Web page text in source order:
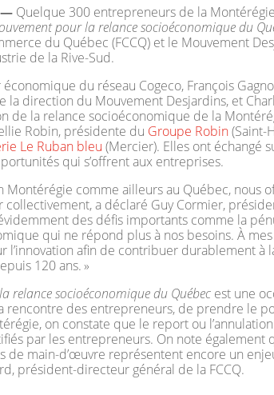
—Quelque 300 entrepreneurs de la
pour larelance socioéconomique du
du Québec (FCCQ) et le Mouvement
de la Rive-Sud.
du réseau Cogeco, François
la direction du Mouvement Desjardins, et
de la relance socioéconomique de la
Robin, présidente du Groupe Robin(Saint-
Le Ruban bleu (Mercier). Elles ont échangé
qui s’offrent aux entreprises.
Montérégie comme ailleurs au Québec, nous
collectivement, a déclaré Guy Cormier,
des défis importants comme la
qui ne répond plus à nos besoins. À
l’innovation afin de contribuer durablement à
120 ans. »
relance socioéconomique du Québecest une
rencontre des entrepreneurs, de prendre le
on constate que le report ou
par les entrepreneurs. On note également
de main-d’œuvre représentent encore un
président-directeur général de la FCCQ.